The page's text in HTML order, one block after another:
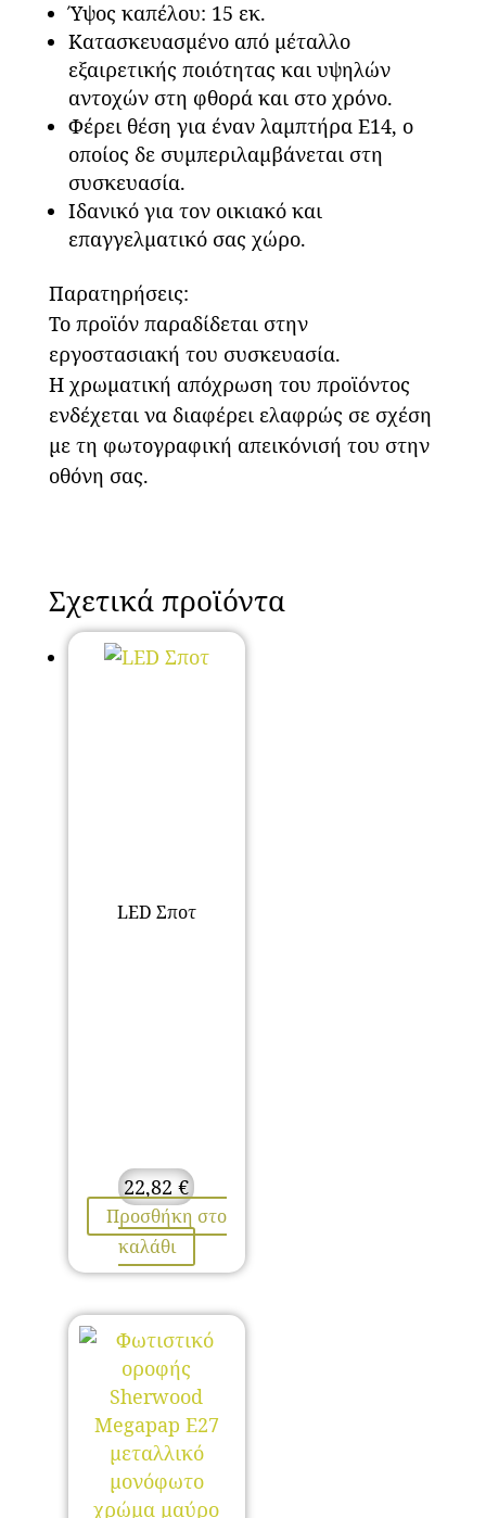
Ύψος καπέλου: 15 εκ.
Κατασκευασμένο από μέταλλο
εξαιρετικής ποιότητας και υψηλών
αντοχών στη φθορά και στο χρόνο.
Φέρει θέση για έναν λαμπτήρα Ε14, ο
οποίος δε συμπεριλαμβάνεται στη
συσκευασία.
Ιδανικό για τον οικιακό και
επαγγελματικό σας χώρο.
Παρατηρήσεις:
Το προϊόν παραδίδεται στην
εργοστασιακή του συσκευασία.
Η χρωματική απόχρωση του προϊόντος
ενδέχεται να διαφέρει ελαφρώς σε σχέση
με τη φωτογραφική απεικόνισή του στην
οθόνη σας.
Σχετικά προϊόντα
LED Σποτ
22,82€
Προσθήκη στο
καλάθι